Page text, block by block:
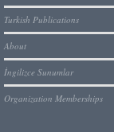
Turkish Publications
About
İngilizce Sunumlar
Organization Memberships